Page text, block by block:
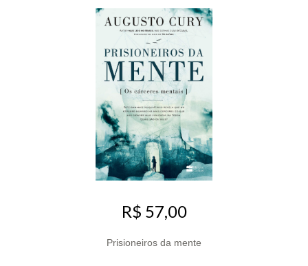
R$ 57,00
Prisioneiros da mente